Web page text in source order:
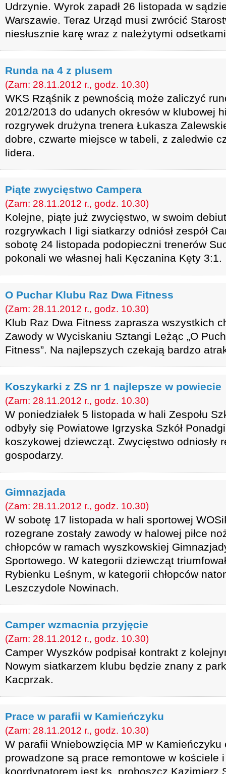
Udrzynie. Wyrok zapadł 26 listopada w
Warszawie. Teraz Urząd musi zwrócić
niesłusznie karę wraz z należytymi
Runda na 4 z plusem
(Zam: 28.11.2012 r., godz. 10.30)
WKS Rząśnik z pewnością może zaliczyć
2012/2013 do udanych okresów w klubowej
rozgrywek drużyna trenera Łukasza
dobre, czwarte miejsce w tabeli, z zaledwie
lidera.
Piąte zwycięstwo Campera
(Zam: 28.11.2012 r., godz. 10.30)
Kolejne, piąte już zwycięstwo, w swoim
rozgrywkach I ligi siatkarzy odniósł zespół
sobotę 24 listopada podopieczni trenerów
pokonali we własnej hali Kęczanina Kęty 3:1.
O Puchar Klubu Raz Dwa Fitness
(Zam: 28.11.2012 r., godz. 10.30)
Klub Raz Dwa Fitness zaprasza wszystkich
Zawody w Wyciskaniu Sztangi Leżąc „O
Fitness”. Na najlepszych czekają bardzo
Koszykarki z ZS nr 1 najlepsze w powiecie
(Zam: 28.11.2012 r., godz. 10.30)
W poniedziałek 5 listopada w hali Zespołu
odbyły się Powiatowe Igrzyska Szkół
koszykowej dziewcząt. Zwycięstwo odniosły
gospodarzy.
Gimnazjada
(Zam: 28.11.2012 r., godz. 10.30)
W sobotę 17 listopada w hali sportowej
rozegrane zostały zawody w halowej piłce
chłopców w ramach wyszkowskiej
Sportowego. W kategorii dziewcząt
Rybienku Leśnym, w kategorii chłopców
Leszczydole Nowinach.
Camper wzmacnia przyjęcie
(Zam: 28.11.2012 r., godz. 10.30)
Camper Wyszków podpisał kontrakt z
Nowym siatkarzem klubu będzie znany z
Kacprzak.
Prace w parafii w Kamieńczyku
(Zam: 28.11.2012 r., godz. 10.30)
W parafii Wniebowzięcia MP w Kamieńczyku
prowadzone są prace remontowe w kościele
koordynatorem jest ks. proboszcz Kazimierz